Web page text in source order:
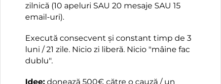
zilnică (10 apeluri SAU 20 mesaje SAU 15
email-uri).
Execută consecvent și constant timp de 3
luni / 21 zile. Nicio zi liberă. Nicio "mâine fac
dublu".
Idee: donează 500€ către o cauză / un